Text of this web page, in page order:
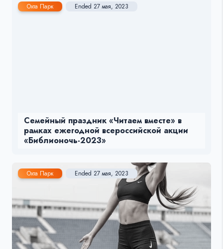
Охта Парк Ended 27 мая, 2023
Семейный праздник «Читаем вместе» в
рамках ежегодной всероссийской акции
«Библионочь-2023»
Охта Парк Ended 27 мая, 2023